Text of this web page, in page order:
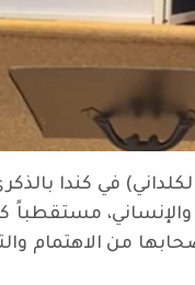
في كندا
والإنساني، مستقطباً
من الاهتمام